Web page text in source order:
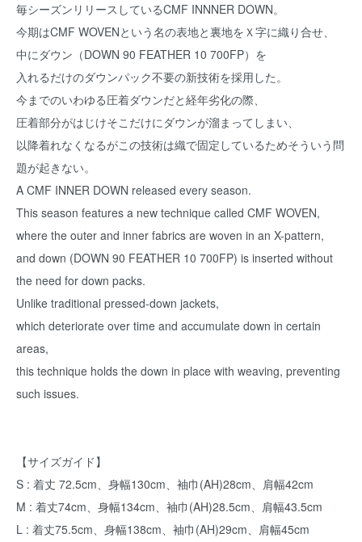
毎シーズンリリースしているCMF INNNER DOWN。
今期はCMF WOVENという名の表地と裏地をＸ字に織り合せ、
中にダウン（DOWN 90 FEATHER 10 700FP）を
入れるだけのダウンパック不要の新技術を採用した。
今までのいわゆる圧着ダウンだと経年劣化の際、
圧着部分がはじけそこだけにダウンが溜まってしまい、
以降着れなくなるがこの技術は織で固定しているためそういう問
題が起きない。
A CMF INNER DOWN released every season.
This season features a new technique called CMF WOVEN,
where the outer and inner fabrics are woven in an X-pattern,
and down (DOWN 90 FEATHER 10 700FP) is inserted without
the need for down packs.
Unlike traditional pressed-down jackets,
which deteriorate over time and accumulate down in certain
areas,
this technique holds the down in place with weaving, preventing
such issues.
【サイズガイド】
S : 着丈 72.5cm、身幅130cm、袖巾(AH)28cm、肩幅42cm
M : 着丈74cm、身幅134cm、袖巾(AH)28.5cm、肩幅43.5cm
L : 着丈75.5cm、身幅138cm、袖巾(AH)29cm、肩幅45cm